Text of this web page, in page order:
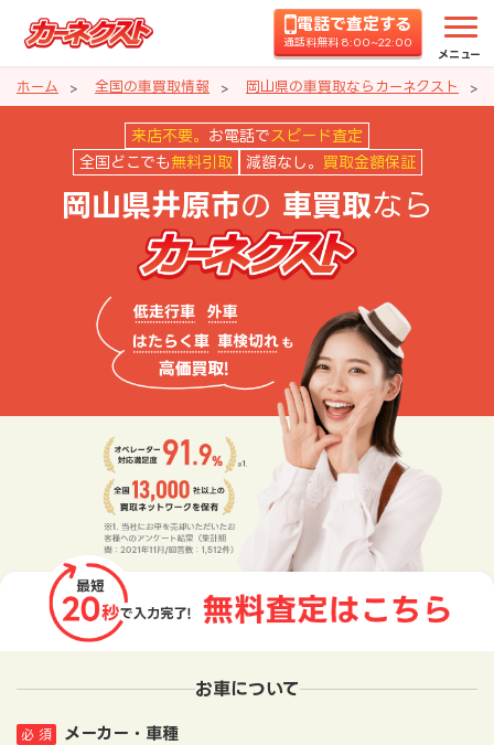
電話で査定する
通話料無料 8:00~22:00
メニュー
ホーム 全国の車買取情報 岡山県の車買取ならカーネクスト
岡山県井原市の車買取ならカー
来店不要。 お電話で スピード査定
全国どこでも 無料引取 減額なし。 買取金額保証
岡山県井原市の 車買取なら
お車について
メーカー・車種
必 須